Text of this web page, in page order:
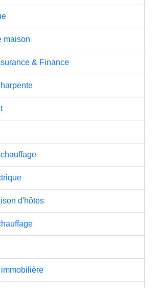
maison
& Finance
d'hôtes
immobilière